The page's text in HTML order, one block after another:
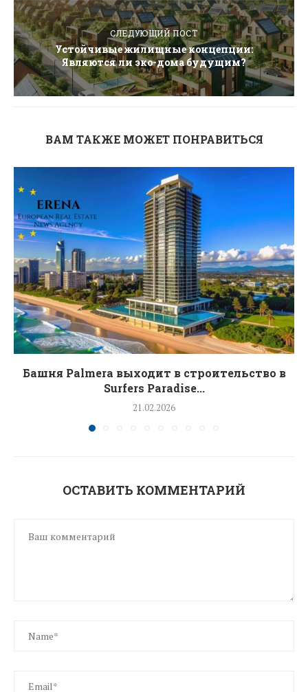
СЛЕДУЮЩИЙ ПОСТ
Устойчивые жилищные концепции:
Являются ли эко-дома будущим?
ВАМ ТАКЖЕ МОЖЕТ ПОНРАВИТЬСЯ
Башня Palmera выходит в строительство в
Surfers Paradise...
21.02.2026
ОСТАВИТЬ КОММЕНТАРИЙ